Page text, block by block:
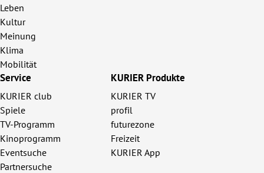
Leben
Kultur
Meinung
Klima
Mobilität
Service
KURIER club
Spiele
TV-Programm
Kinoprogramm
Eventsuche
Partnersuche
KURIER Produkte
KURIER TV
profil
futurezone
Freizeit
KURIER App